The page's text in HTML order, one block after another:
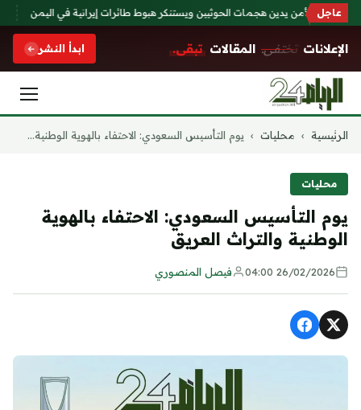
عاجل
مجلس الأمن يدين هجمات الحوثيين ويستنكر هبوط طائرات إيرانية في اليمن
الإعلانات تختفي. المقالات تبقى. ابدأ النشر
التجاوز
الرئيسية › محليات › يوم التأسيس السعودي: الاحتفاء بالهوية الوطنية...
محليات
يوم التأسيس السعودي: الاحتفاء بالهوية
الوطنية والتراث العريق
26/02/2026 04:00 فيصل المنصوري